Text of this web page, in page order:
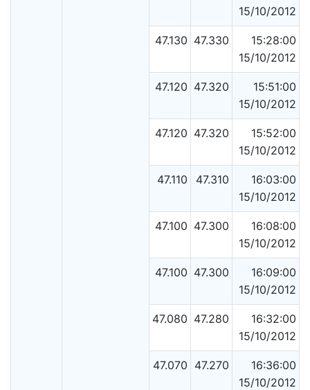
15/10/2012
47.130 47.330
15:28:00
15/10/2012
47.120 47.320
15:51:00
15/10/2012
47.120 47.320
15:52:00
15/10/2012
47.110 47.310
16:03:00
15/10/2012
47.100 47.300
16:08:00
15/10/2012
47.100 47.300
16:09:00
15/10/2012
47.080 47.280
16:32:00
15/10/2012
47.070 47.270
16:36:00
15/10/2012